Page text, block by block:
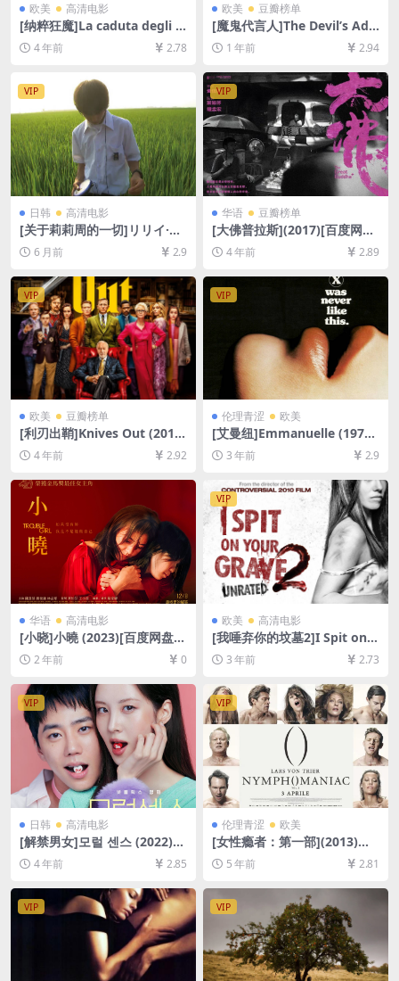
欧美 高清电影
[纳粹狂魔]La caduta degli d
ei (Götterdämmerung) (19
69)[百度网盘+迅雷云盘资源1
B][中文字幕]
4 年前 2.78
欧美 豆瓣榜单
[魔鬼代言人]The Devil’s Adv
ocate (1997)[百度网盘+夸克
网盘1080P超清未删减资源]
[网盘在线播放/下载][MP4/9.
6GB][中英字幕]
1 年前 2.94
VIP
日韩 高清电影
[关于莉莉周的一切]リリイ·シ
ュシュのすべて (2001)[百度
网盘+夸克网盘1080P超清未
载][MP4/9.6GB][中文字幕]
6 月前 2.9
VIP
华语 豆瓣榜单
[大佛普拉斯](2017)[百度网盘
+夸克网盘+迅雷云盘资源1080
P超清未删减][MP4/7.2GB][中
4 年前 2.89
VIP
欧美 豆瓣榜单
[利刃出鞘]Knives Out (2019)
[百度网盘+迅雷云盘资源1080
P超清未删减][MP4/7GB][中
英字幕]
4 年前 2.92
VIP
伦理青涩 欧美
[艾曼纽]Emmanuelle (1974)
[百度网盘+夸克网盘1080P超
清未删减资源][网盘在线播放/
下载][MP4/5.9GB][中文字幕]
[视频文件+防和谐加密压缩包]
3 年前 2.9
华语 高清电影
[小晓]小曉 (2023)[百度网盘
+夸克网盘1080P超清未删减
资源][网盘在线播放/下载][MP
4/6GB][中文字幕]
2 年前 0
VIP
欧美 高清电影
[我唾弃你的坟墓2]I Spit on Y
our Grave 2 (2013)[百度网盘
+迅雷云盘资源1080P超清未
删减][MP4/6GB][中英字幕]
3 年前 2.73
VIP
日韩 高清电影
[解禁男女]모럴 센스 (2022)
[百度网盘+迅雷云盘资源1080
P超清未删减][MP4/7.7GB][韩
4 年前 2.85
VIP
伦理青涩 欧美
[女性瘾者：第一部](2013)导
演剪辑版[百度网盘+迅雷云盘
资源未删减1080P高清][MP4/
5 年前 2.81
VIP VIP